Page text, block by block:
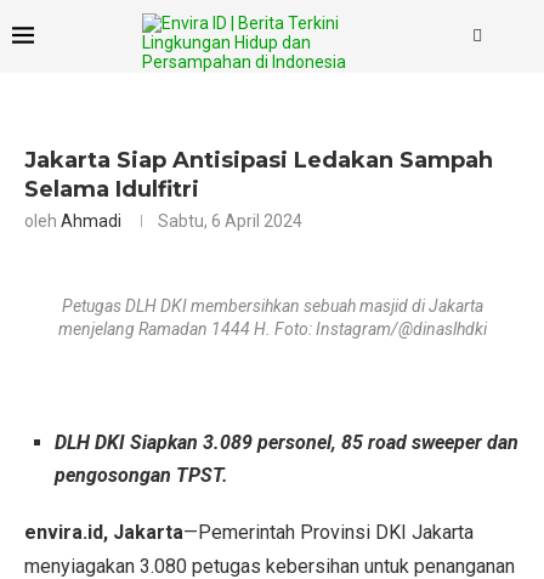
Jakarta Siap Antisipasi Ledakan Sampah
Selama Idulfitri
oleh Ahmadi Sabtu, 6 April 2024
Petugas DLH DKI membersihkan sebuah masjid di Jakarta
menjelang Ramadan 1444 H. Foto: Instagram/@dinaslhdki
DLH DKI Siapkan 3.089 personel, 85 road sweeper dan
pengosongan TPST.
envira.id, Jakarta—Pemerintah Provinsi DKI Jakarta
menyiagakan 3.080 petugas kebersihan untuk penanganan